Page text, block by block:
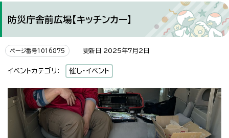
防災庁舎前広場【キッチンカー】
ページ番号1016875 更新日 2025年7月2日
イベントカテゴリ： 催し・イベント